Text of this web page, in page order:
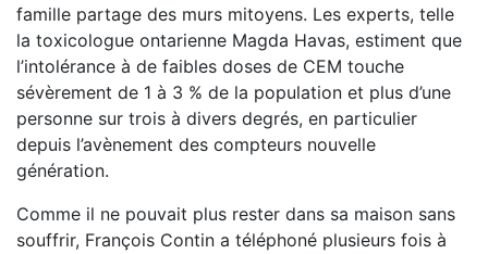
famille partage des murs mitoyens. Les experts, telle
la toxicologue ontarienne Magda Havas, estiment que
l’intolérance à de faibles doses de CEM touche
sévèrement de 1 à 3 % de la population et plus d’une
personne sur trois à divers degrés, en particulier
depuis l’avènement des compteurs nouvelle
génération.
Comme il ne pouvait plus rester dans sa maison sans
souffrir, François Contin a téléphoné plusieurs fois à